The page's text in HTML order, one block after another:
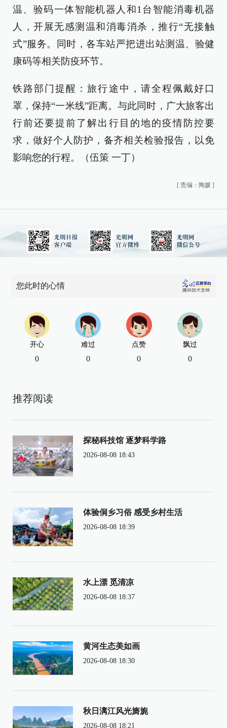
温、验码一体智能机器人和1台智能消毒机器
人，开展无感测温和消毒消杀，推行“无接触
式”服务。同时，各车站严把进出站测温、验健
康码等相关防疫环节。
铁路部门提醒：旅行途中，请全程佩戴好口
罩，保持“一米线”距离。与此同时，广大旅客出
行前还要提前了解出行目的地的疫情防控要
求，做好个人防护，备齐相关检验报告，以免
影响您的行程。（伍策 一丁）
[ 责编：陶媛 ]
您此时的心情
开心
0
难过
0
点赞
0
飘过
0
推荐阅读
探秘科技馆 逐梦科学路
2026-08-08 18:43
体验侗乡习俗 感受乡村生活
2026-08-08 18:39
水上漂 觅清凉
2026-08-08 18:37
黄河生态美如画
2026-08-08 18:30
秋日漓江风光旖旎
2026-08-08 18:21